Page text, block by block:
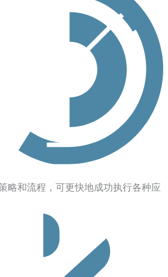
略和流程，可更快地成功执行各种应